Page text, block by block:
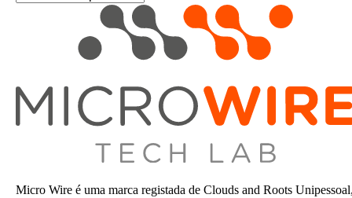
Micro Wire é uma marca registada de Clouds and Roots